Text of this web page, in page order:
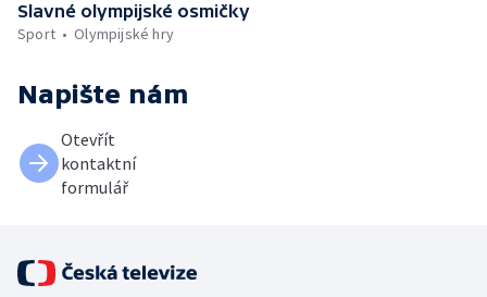
Slavné olympijské osmičky
Sport
Olympijské hry
Napište nám
Otevřít
kontaktní
formulář